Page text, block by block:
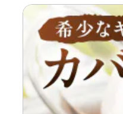
よく見られ
ふるさと納